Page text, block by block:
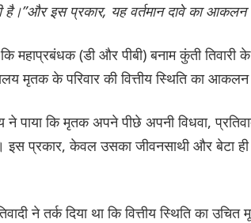
है।”और इस प्रकार, यह वर्तमान दावे का
महाप्रबंधक (डी और पीबी) बनाम कुंती तिवारी के
मृतक के परिवार की वित्तीय स्थिति का
पाया कि मृतक अपने पीछे अपनी विधवा,
इस प्रकार, केवल उसका जीवनसाथी और बेटा
ने तर्क दिया था कि वित्तीय स्थिति का उचित